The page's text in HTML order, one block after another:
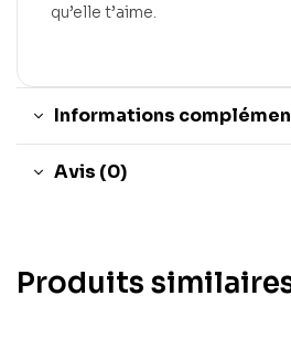
qu’elle t’aime.
Informations
Avis (0)
Produits